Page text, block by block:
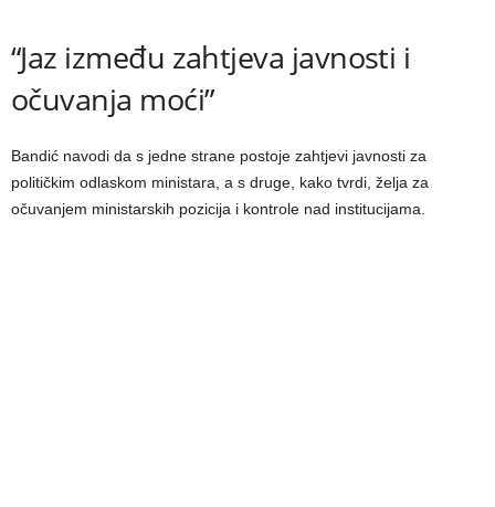
“Jaz između zahtjeva javnosti i
očuvanja moći”
Bandić navodi da s jedne strane postoje zahtjevi javnosti za
političkim odlaskom ministara, a s druge, kako tvrdi, želja za
očuvanjem ministarskih pozicija i kontrole nad institucijama.